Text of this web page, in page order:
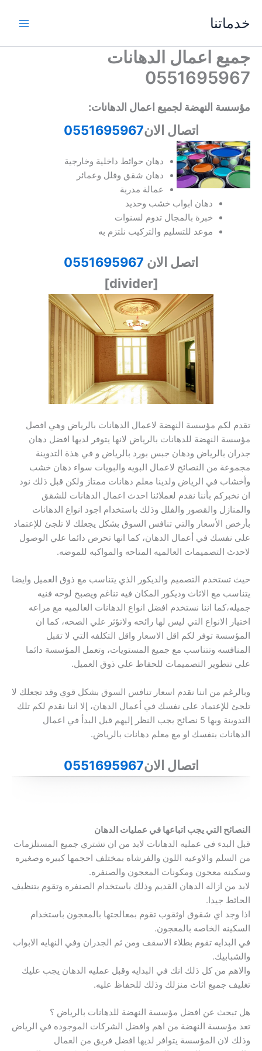
خدماتنا
جميع اعمال الدهانات
0551695967
مؤسسة النهضة لجميع اعمال الدهانات:
اتصال الان0551695967
دهان حوائط داخلية وخارجية
دهان شقق وفلل وعمائر
عمالة مدربة
دهان ابواب خشب وحديد
خبرة بالمجال تدوم لسنوات
موعد للتسليم والتركيب نلتزم به
اتصل الان 0551695967
[divider]
تقدم لكم مؤسسة النهضة لاعمال الدهانات بالرياض وهي افصل
مؤسسة النهضة للدهانات بالرياض لانها يتوفر لديها افضل دهان
جدران بالرياض ودهان جبس بورد بالرياض و في هذة التدوينة
مجموعة من النصائح لاعمال البويه والبويات سواء دهان خشب
وأخشاب في الرياض ولدينا معلم دهانات ممتاز ولكن قبل ذلك نود
ان نخبركم بأننا نقدم لعملائنا احدث اعمال الدهانات للشقق
والمنازل والقصور والفلل وذلك باستخدام اجود انواع الدهانات
بأرخص الأسعار والتي تنافس السوق بشكل يجعلك لا تلجئ للإعتماد
على نفسك في أعمال الدهان، كما انها تحرص دائما علي الوصول
لاحدث التصميمات العالميه المتاحه والمواكبه للموضه.
حيث تستخدم التصميم والديكور الذي يتناسب مع ذوق العميل وايضا
يتناسب مع الاثاث وديكور المكان فيه تناغم ويصبح لوحه فنيه
جميله،كما اننا نستخدم افضل انواع الدهانات العالميه مع مراعه
اختيار الانواع التي ليس لها رائحه ولاتؤثر علي الصحه، كما ان
المؤسسة توفر لكم اقل الاسعار واقل التكلفه التي لا تقبل
المنافسه وتتناسب مع جميع المستويات، وتعمل المؤسسة دائما
علي تتطوير التصميمات للحفاظ علي ذوق العميل.
وبالرغم من اننا نقدم اسعار تنافس السوق بشكل قوي وقد تجعلك لا
تلجئ للإعتماد على نفسك في أعمال الدهان، إلا اننا نقدم لكم تلك
التدوينة وبها 5 نصائح يجب النظر إليهم قبل البدأ في اعمال
الدهانات بنفسك او مع معلم دهانات بالرياض.
اتصال الان0551695967
النصائح التي يجب اتباعها في عمليات الدهان
قبل البدء في عمليه الدهانات لابد من ان تشتري جميع المستلزمات
من السلم والاوعيه اللون والفرشاه بمختلف احجمها كبيره وصغيره
وسكينه معجون ومكونات المعجون والصنفره.
لابد من ازاله الدهان القديم وذلك باستخدام الصنفره وتقوم بتنظيف
الحائط جيدا.
اذا وجد اي شقوق اوثقوب تقوم بمعالجتها بالمعجون باستخدام
السكينه الخاصه بالمعجون.
في البدايه تقوم بطلاء الاسقف ومن ثم الجدران وفي النهايه الابواب
والشبابيك.
والاهم من كل ذلك انك في البدايه وقبل عمليه الدهان يجب عليك
تغليف جميع اثاث منزلك وذلك للحفاظ عليه.
هل تبحث عن افضل مؤسسة النهضة للدهانات بالرياض ؟
تعد مؤسسة النهضة من اهم وافضل الشركات الموجوده في الرياض
وذلك لان المؤسسة يتوافر لديها افضل فريق من العمال